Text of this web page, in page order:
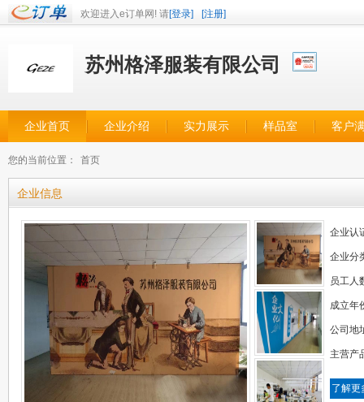
欢迎进入e订单网! 请[登录] [注册]
苏州格泽服装有限公司
企业首页 企业介绍 实力展示 样品室 客户
您的当前位置： 首页
企业信息
企业认
企业分
员工人
成立年
公司地
主营产
了解更